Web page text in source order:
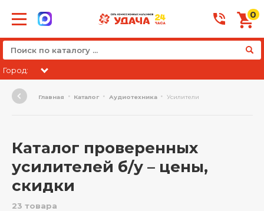
0
Город:
Главная Каталог Аудиотехника Усилители
Каталог проверенных
усилителей б/у – цены,
скидки
23 товара